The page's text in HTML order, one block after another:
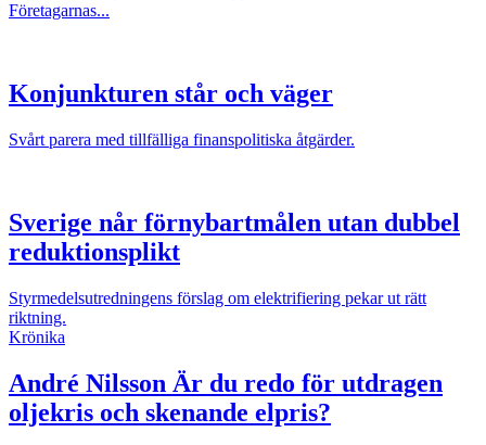
Företagarnas...
Konjunkturen står och väger
Svårt parera med tillfälliga finanspolitiska åtgärder.
Sverige når förnybartmålen utan dubbel
reduktionsplikt
Styrmedelsutredningens förslag om elektrifiering pekar ut rätt
riktning.
Krönika
André Nilsson Är du redo för utdragen
oljekris och skenande elpris?